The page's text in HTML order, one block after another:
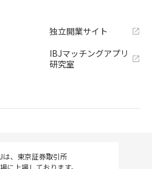
独立開業サイト
IBJマッチングアプリ
研究室
は、東京証券取引所
に上場しております。